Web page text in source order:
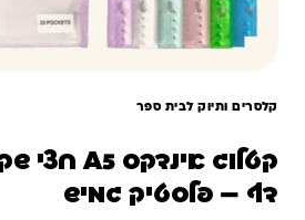
קלסרים ותיוק לבית ספר
דף – פלסטיק גמיש